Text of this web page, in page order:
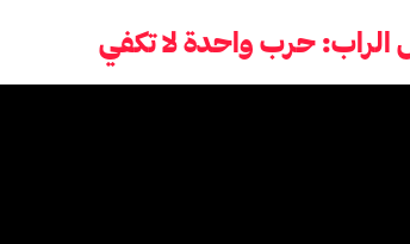
الراب: حرب واحدة لا تكفي